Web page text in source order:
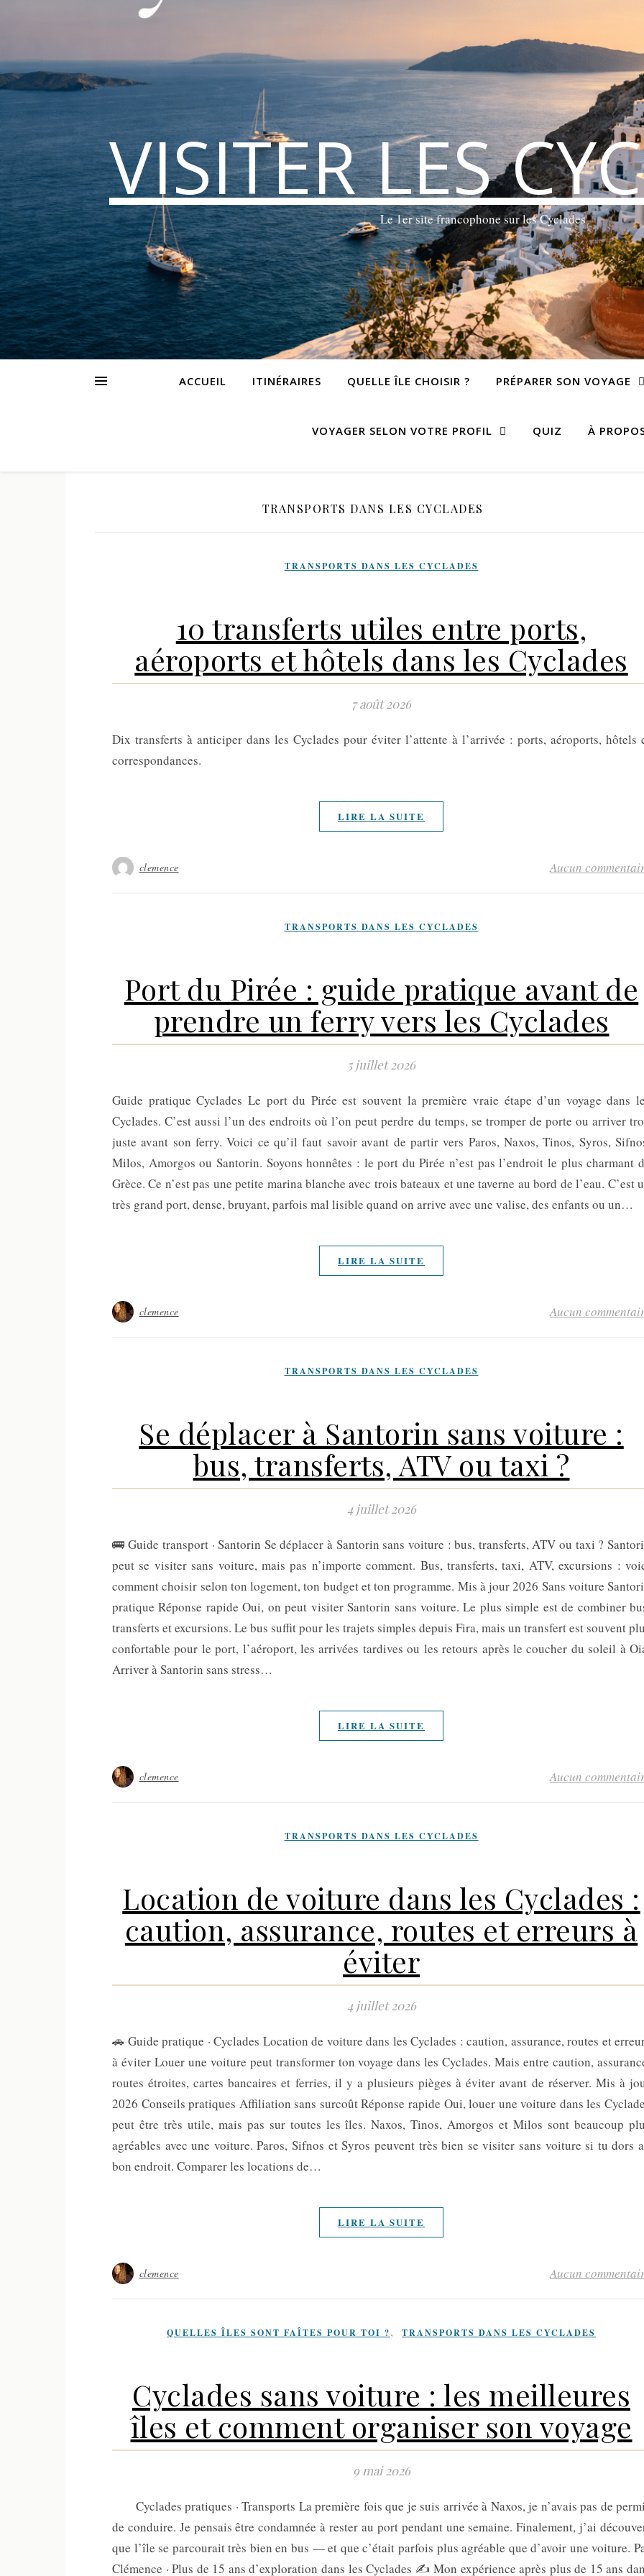
VISITER LES
Le 1er site francophone sur les Cyclades
ACCUEIL ITINÉRAIRES QUELLE ÎLE CHOISIR ? PRÉPARER SON VOYAGE
VOYAGER SELON VOTRE PROFIL QUIZ À
TRANSPORTS DANS LES CYCLADES
TRANSPORTS DANS LES CYCLADES
10 transferts utiles entre ports,
aéroports et hôtels dans les Cyclades
7 août 2026
Dix transferts à anticiper dans les Cyclades pour éviter l’attente à l’arrivée : ports, aéroports, hôtels
correspondances.
LIRE LA SUITE
clemence Aucun
TRANSPORTS DANS LES CYCLADES
Port du Pirée : guide pratique avant de
prendre un ferry vers les Cyclades
5 juillet 2026
Guide pratique Cyclades Le port du Pirée est souvent la première vraie étape d’un voyage dans
Cyclades. C’est aussi l’un des endroits où l’on peut perdre du temps, se tromper de porte ou arriver
juste avant son ferry. Voici ce qu’il faut savoir avant de partir vers Paros, Naxos, Tinos, Syros,
Milos, Amorgos ou Santorin. Soyons honnêtes : le port du Pirée n’est pas l’endroit le plus charmant
Grèce. Ce n’est pas une petite marina blanche avec trois bateaux et une taverne au bord de l’eau. C’est
très grand port, dense, bruyant, parfois mal lisible quand on arrive avec une valise, des enfants ou un…
LIRE LA SUITE
clemence Aucun
TRANSPORTS DANS LES CYCLADES
Se déplacer à Santorin sans voiture :
bus, transferts, ATV ou taxi ?
4 juillet 2026
🚌 Guide transport · Santorin Se déplacer à Santorin sans voiture : bus, transferts, ATV ou taxi ?
peut se visiter sans voiture, mais pas n’importe comment. Bus, transferts, taxi, ATV, excursions :
comment choisir selon ton logement, ton budget et ton programme. Mis à jour 2026 Sans voiture
pratique Réponse rapide Oui, on peut visiter Santorin sans voiture. Le plus simple est de combiner
transferts et excursions. Le bus suffit pour les trajets simples depuis Fira, mais un transfert est souvent
confortable pour le port, l’aéroport, les arrivées tardives ou les retours après le coucher du soleil à
Arriver à Santorin sans stress…
LIRE LA SUITE
clemence Aucun
TRANSPORTS DANS LES CYCLADES
Location de voiture dans les Cyclades :
caution, assurance, routes et erreurs à
éviter
4 juillet 2026
🚗 Guide pratique · Cyclades Location de voiture dans les Cyclades : caution, assurance, routes et
à éviter Louer une voiture peut transformer ton voyage dans les Cyclades. Mais entre caution,
routes étroites, cartes bancaires et ferries, il y a plusieurs pièges à éviter avant de réserver. Mis à
2026 Conseils pratiques Affiliation sans surcoût Réponse rapide Oui, louer une voiture dans les
peut être très utile, mais pas sur toutes les îles. Naxos, Tinos, Amorgos et Milos sont beaucoup
agréables avec une voiture. Paros, Sifnos et Syros peuvent très bien se visiter sans voiture si tu dors
bon endroit. Comparer les locations de…
LIRE LA SUITE
clemence Aucun
QUELLES ÎLES SONT FAÎTES POUR TOI ?​, TRANSPORTS DANS LES CYCLADES
Cyclades sans voiture : les meilleures
îles et comment organiser son voyage
9 mai 2026
Cyclades pratiques · Transports La première fois que je suis arrivée à Naxos, je n’avais pas de
de conduire. Je pensais être condamnée à rester au port pendant une semaine. Finalement, j’ai
que l’île se parcourait très bien en bus — et que c’était parfois plus agréable que d’avoir une voiture.
Clémence · Plus de 15 ans d’exploration dans les Cyclades ✍️ Mon expérience après plus de 15 ans